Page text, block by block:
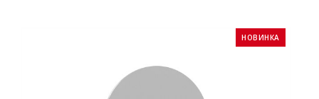
НОВИНКА